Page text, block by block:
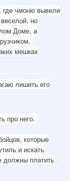
где чмоню вывели
но
Доме, а
мешках
лишить его
про него.
которые
и искать
должны платить